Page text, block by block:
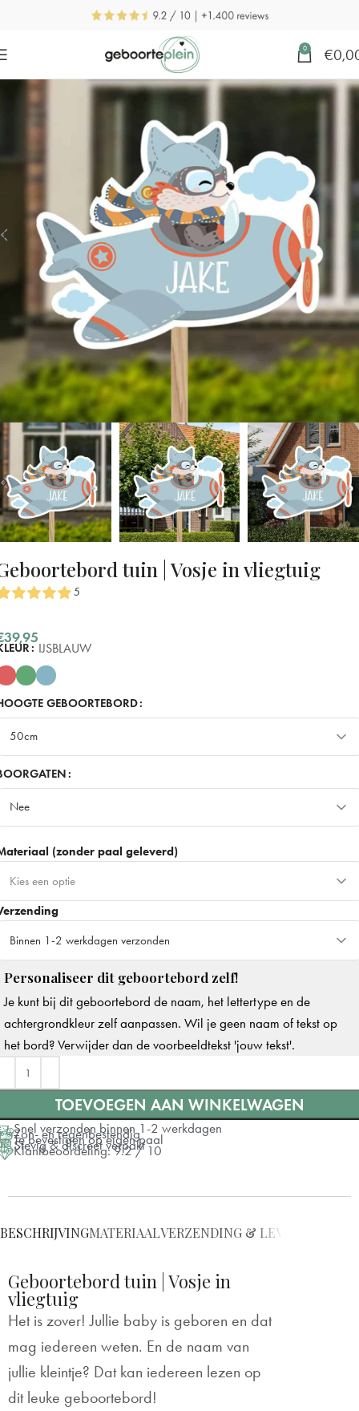
0 €
tuin | Vosje in vliegtuig
5
39,95
IJSBLAUW
GEBOORTEBORD
50cm
50cm
70cm + €15
90cm
Nee
Nee
Ja + €3
(zonder paal geleverd)
Kies een optie
Dibond - Stevig & duurzaam Beste keuze + €10
Forex - Minder stevig & breekbaar
Binnen 1-2 werkdagen verzonden
Binnen 1-2 werkdagen verzonden
Op werkdagen voor 14.00u besteld, dezelfde dag verzonden + €8
Personaliseer dit geboortebord zelf!
Je kunt bij dit geboortebord de naam, het lettertype en de
achtergrondkleur zelf aanpassen. Wil je geen naam of tekst op
het bord? Verwijder dan de voorbeeldtekst 'jouw tekst'.
TOEVOEGEN AAN WINKELWAGEN
Snel verzonden binnen 1-2 werkdagen
Zon- en regenbestendig
Te bevestigen op eigen paal
Stevig & discreet verpakt
Klantbeoordeling: 9.2 / 10
BESCHRIJVINGMATERIAALVERZENDING & LEVERING
Geboortebord tuin | Vosje in
vliegtuig
Het is zover! Jullie baby is geboren en dat
mag iedereen weten. En de naam van
jullie kleintje? Dat kan iedereen lezen op
dit leuke geboortebord!